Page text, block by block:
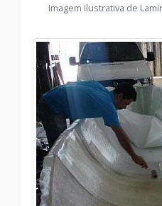
Imagem ilustrativa de